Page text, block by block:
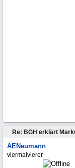
Re: BGH erklärt
AENeumann
viermalvierer